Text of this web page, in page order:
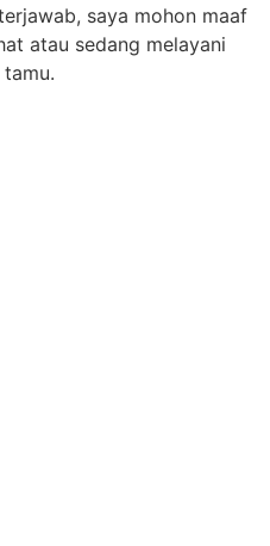
saya mohon maaf
atau sedang melayani